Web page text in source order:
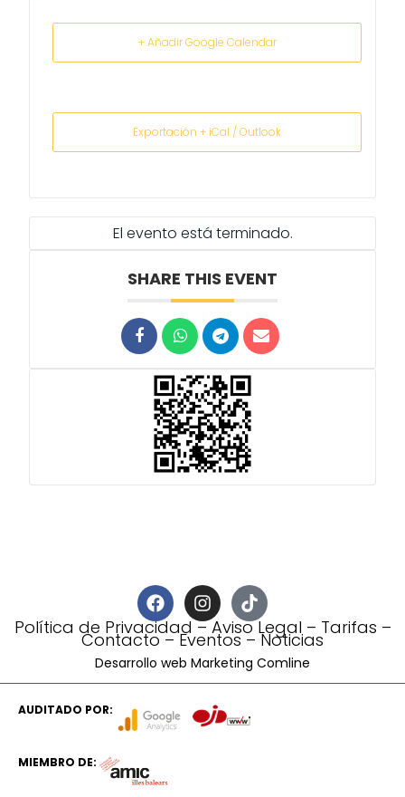
El evento está terminado.
SHARE THIS EVENT
+ Añadir Google Calendar
Exportación + iCal / Outlook
Política de Privacidad–Aviso Legal – Tarifas –
Contacto–Eventos–Noticias
Desarrollo web Marketing Comline
AUDITADO POR:
MIEMBRO DE: